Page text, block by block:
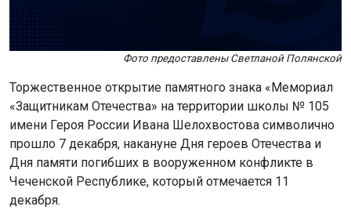
Фото предоставлены Светланой Полянской
Торжественное открытие памятного знака «Мемориал
«Защитникам Отечества» на территории школы № 105
имени Героя России Ивана Шелохвостова символично
прошло 7 декабря, накануне Дня героев Отечества и
Дня памяти погибших в вооруженном конфликте в
Чеченской Республике, который отмечается 11
декабря.